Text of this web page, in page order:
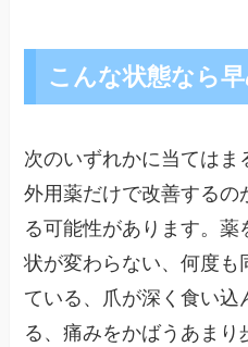
こんな状態なら
次のいずれかに当ては
外用薬だけで改善する
る可能性があります。
状が変わらない、何度も
ている、爪が深く食い
る、痛みをかばうあま